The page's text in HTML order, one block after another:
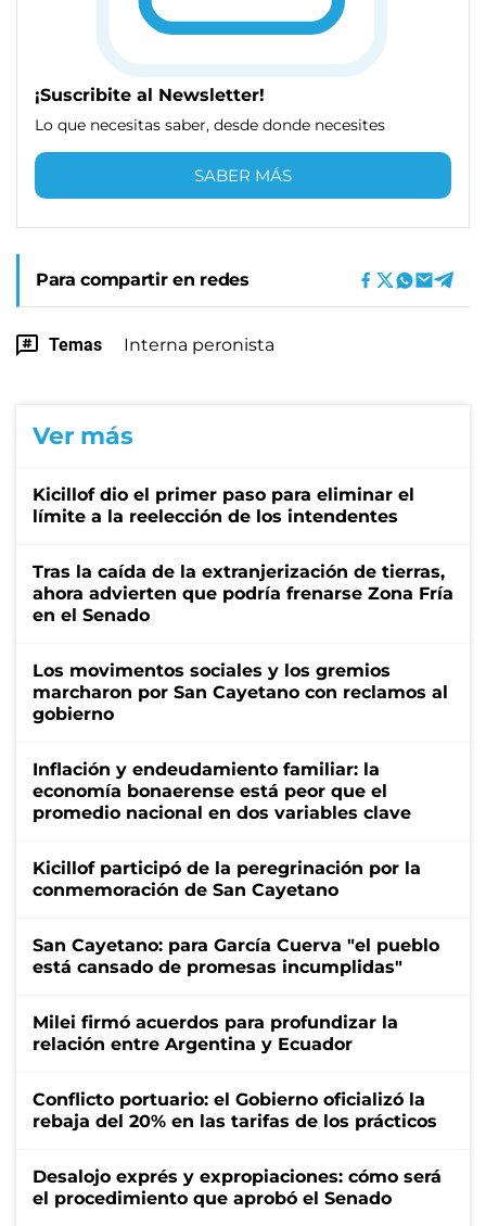
¡Suscribite al Newsletter!
Lo que necesitas saber, desde donde necesites
SABER MÁS
Para compartir en redes
Temas Interna peronista
Ver más
Kicillof dio el primer paso para eliminar el
límite a la reelección de los intendentes
Tras la caída de la extranjerización de tierras,
ahora advierten que podría frenarse Zona Fría
en el Senado
Los movimentos sociales y los gremios
marcharon por San Cayetano con reclamos al
gobierno
Inflación y endeudamiento familiar: la
economía bonaerense está peor que el
promedio nacional en dos variables clave
Kicillof participó de la peregrinación por la
conmemoración de San Cayetano
San Cayetano: para García Cuerva "el pueblo
está cansado de promesas incumplidas"
Milei firmó acuerdos para profundizar la
relación entre Argentina y Ecuador
Conflicto portuario: el Gobierno oficializó la
rebaja del 20% en las tarifas de los prácticos
Desalojo exprés y expropiaciones: cómo será
el procedimiento que aprobó el Senado